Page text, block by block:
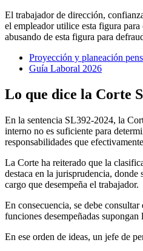
El trabajador de dirección,
el empleador utilice esta figura
abusando de esta figura para
Proyección y planeación
Guía Laboral 2026
Lo que dice la Corte
En la sentencia SL392-2024, la
interno no es suficiente para
responsabilidades que
La Corte ha reiterado que la
destaca en la jurisprudencia,
cargo que desempeña el trabajador.
En consecuencia, se debe
funciones desempeñadas
En ese orden de ideas, un jefe de